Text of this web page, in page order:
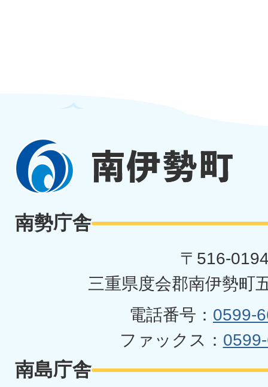
南勢庁舎
〒516-
三重県度会郡南伊勢町
電話番号： 0599-
ファックス：
南島庁舎